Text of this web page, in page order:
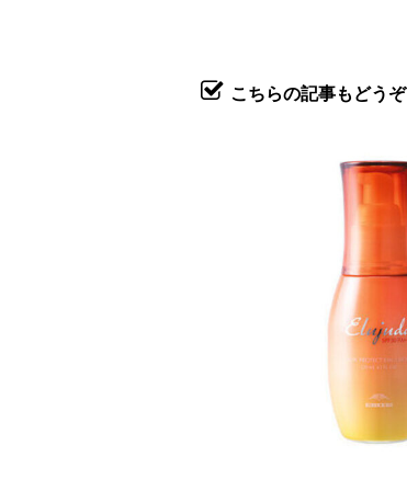
こちらの記事もどうぞ